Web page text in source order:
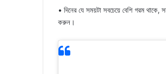
• দিনের যে সময়টা সবচেয়ে বেশি গরম থাকে,
করুন।